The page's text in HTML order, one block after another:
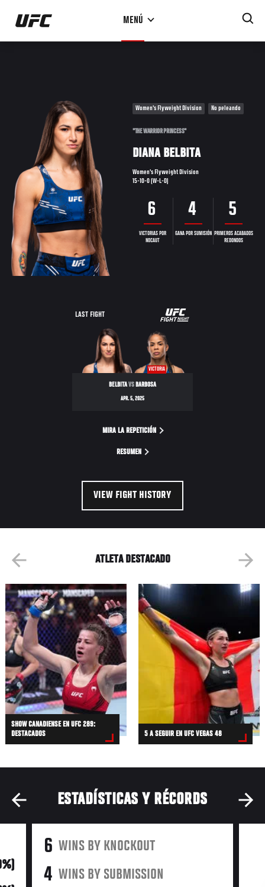
Pasar
contenido
MENÚ
Women's Flyweight Division No peleando
"THE WARRIOR PRINCESS"
DIANA BELBITA
Women's Flyweight Division
15-10-0 (W-L-D)
6
VICTORIAS POR
NOCAUT
4
GANA POR SUMISIÓN
5
PRIMEROS ACABADOS
REDONDOS
LAST FIGHT
UFC
NIGHT
VICTORIA
BELBITAVSBARBOSA
APR. 5, 2025
MIRA LA REPETICIÓN
RESUMEN
VIEW FIGHT HISTORY
ATLETA DESTACADO
SHOW CANADIENSE EN UFC 289:
DESTACADOS
5 A SEGUIR EN UFC VEGAS 48
ESTADÍSTICAS Y RÉCORDS
6 WINS BY KNOCKOUT
4 WINS BY SUBMISSION